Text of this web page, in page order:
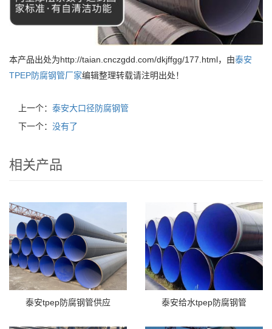
本产品出处为http://taian.cnczgdd.com/dkjffgg/177.html，由泰安
TPEP防腐钢管厂家编辑整理转载请注明出处！
上一个： 泰安大口径防腐钢管
下一个： 没有了
相关产品
泰安tpep防腐钢管供应 泰安给水tpep防腐钢管